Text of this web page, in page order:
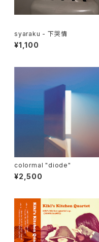
syaraku - 下哭情
¥1,100
colormal "diode"
¥2,500